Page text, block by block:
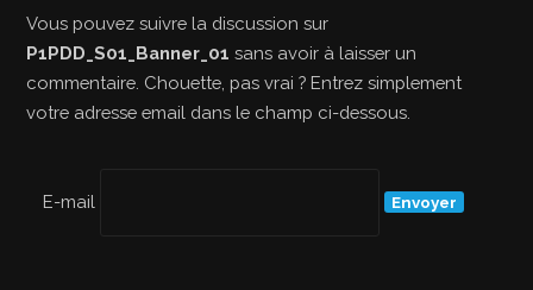
À propos
Vous pouvez suivre la discussion sur
P1PDD_S01_Banner_01 sans avoir à laisser un
commentaire. Chouette, pas vrai ? Entrez simplement
votre adresse email dans le champ ci-dessous.
E-mail